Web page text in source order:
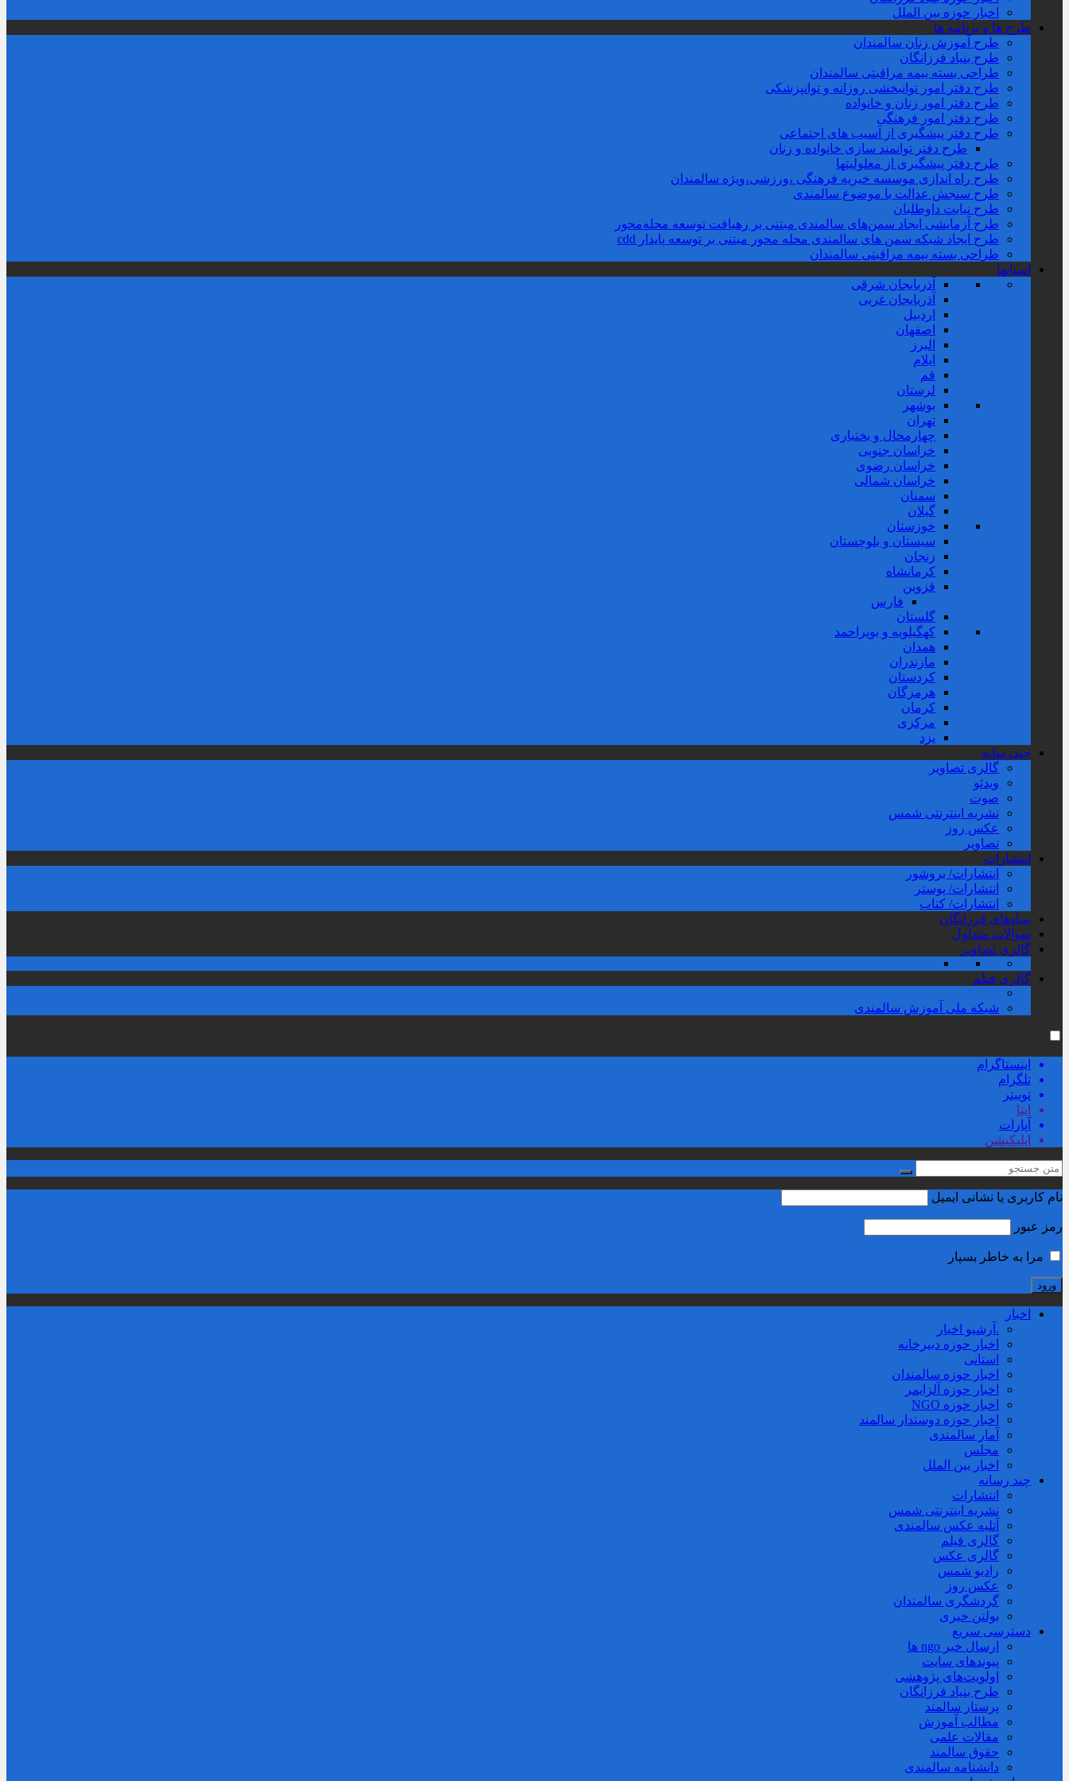
اخبار حوزه بین الملل
طرح ها و برنامه ها
طرح آموزش زنان سالمندان
طرح بنیاد فرزانگان
طراحی بسته بیمه مراقبتی سالمندان
طرح دفتر امور توانبخشی روزانه و توانپزشکی
طرح دفتر امور زنان و خانواده
طرح دفتر امور فرهنگی
طرح دفتر پیشگیری از آسیب های اجتماعی
طرح دفتر توانمند سازی خانواده و زنان
طرح دفتر پیشگیری از معلولیتها
طرح راه اندازی موسسه خیریه فرهنگی ،ورزشی،ویژه سالمندان
طرح سنجش عدالت با موضوع سالمندی
طرح نیابت داوطلبان
طرح آزمایشی ایجاد سمن‌های سالمندی مبتنی بر رهیافت توسعه محله‌‌محور
طرح ایجاد شبکه سمن های سالمندی محله محور مبتنی بر توسعه پایدار cdd
طراحی بسته بیمه مراقبتی سالمندان
استانها
آذربایجان شرقی
آذربایجان غربی
اردبیل
اصفهان
البرز
ایلام
قم
لرستان
بوشهر
تهران
چهارمحال و بختیاری
خراسان جنوبی
خراسان رضوی
خراسان شمالی
سمنان
گیلان
خوزستان
سیستان و بلوچستان
زنجان
کرمانشاه
قزوین
فارس
گلستان
کهگیلویه و بویراحمد
همدان
مازندران
کردستان
هرمزگان
کرمان
مرکزی
یزد
چندرسانه
گالری تصاویر
ویدئو
صوت
نشریه اینترنتی شمس
عکس روز
تصاویر
انتشارات
انتشارات/ بروشور
انتشارات/ پوستر
انتشارات/ کتاب
بنیادهای فرزانگان
سوالات متداول
گالری تصاویر
گالری فیلم
شبکه ملی آموزش سالمندی
اینستاگرام
تلگرام
توییتر
ایتا
آپارات
اپلیکیشن
نام کاربری یا نشانی ایمیل
رمز عبور
مرا به خاطر بسپار
اخبار
.آرشیو اخبار
اخبار حوزه دبیرخانه
استانی
اخبار حوزه سالمندان
اخبار حوزه آلزايمر
اخبار حوزه NGO
اخبار حوزه دوستدار سالمند
آمار سالمندی
مجلس
اخبار بین الملل
چند رسانه
انتشارات
نشریه اینترنتی شمس
آتلیه عکس سالمندی
گالری فیلم
گالری عکس
رادیو شمس
عکس روز
گردشگری سالمندان
بولتن خبری
دسترسی سریع
ارسال خبر ngo ها
پیوندهای سایت
اولویت‌های پژوهشی
طرح بنیاد فرزانگان
پرستار سالمند
مطالب آموزش
مقالات علمی
حقوق سالمند
دانشنامه سالمندی